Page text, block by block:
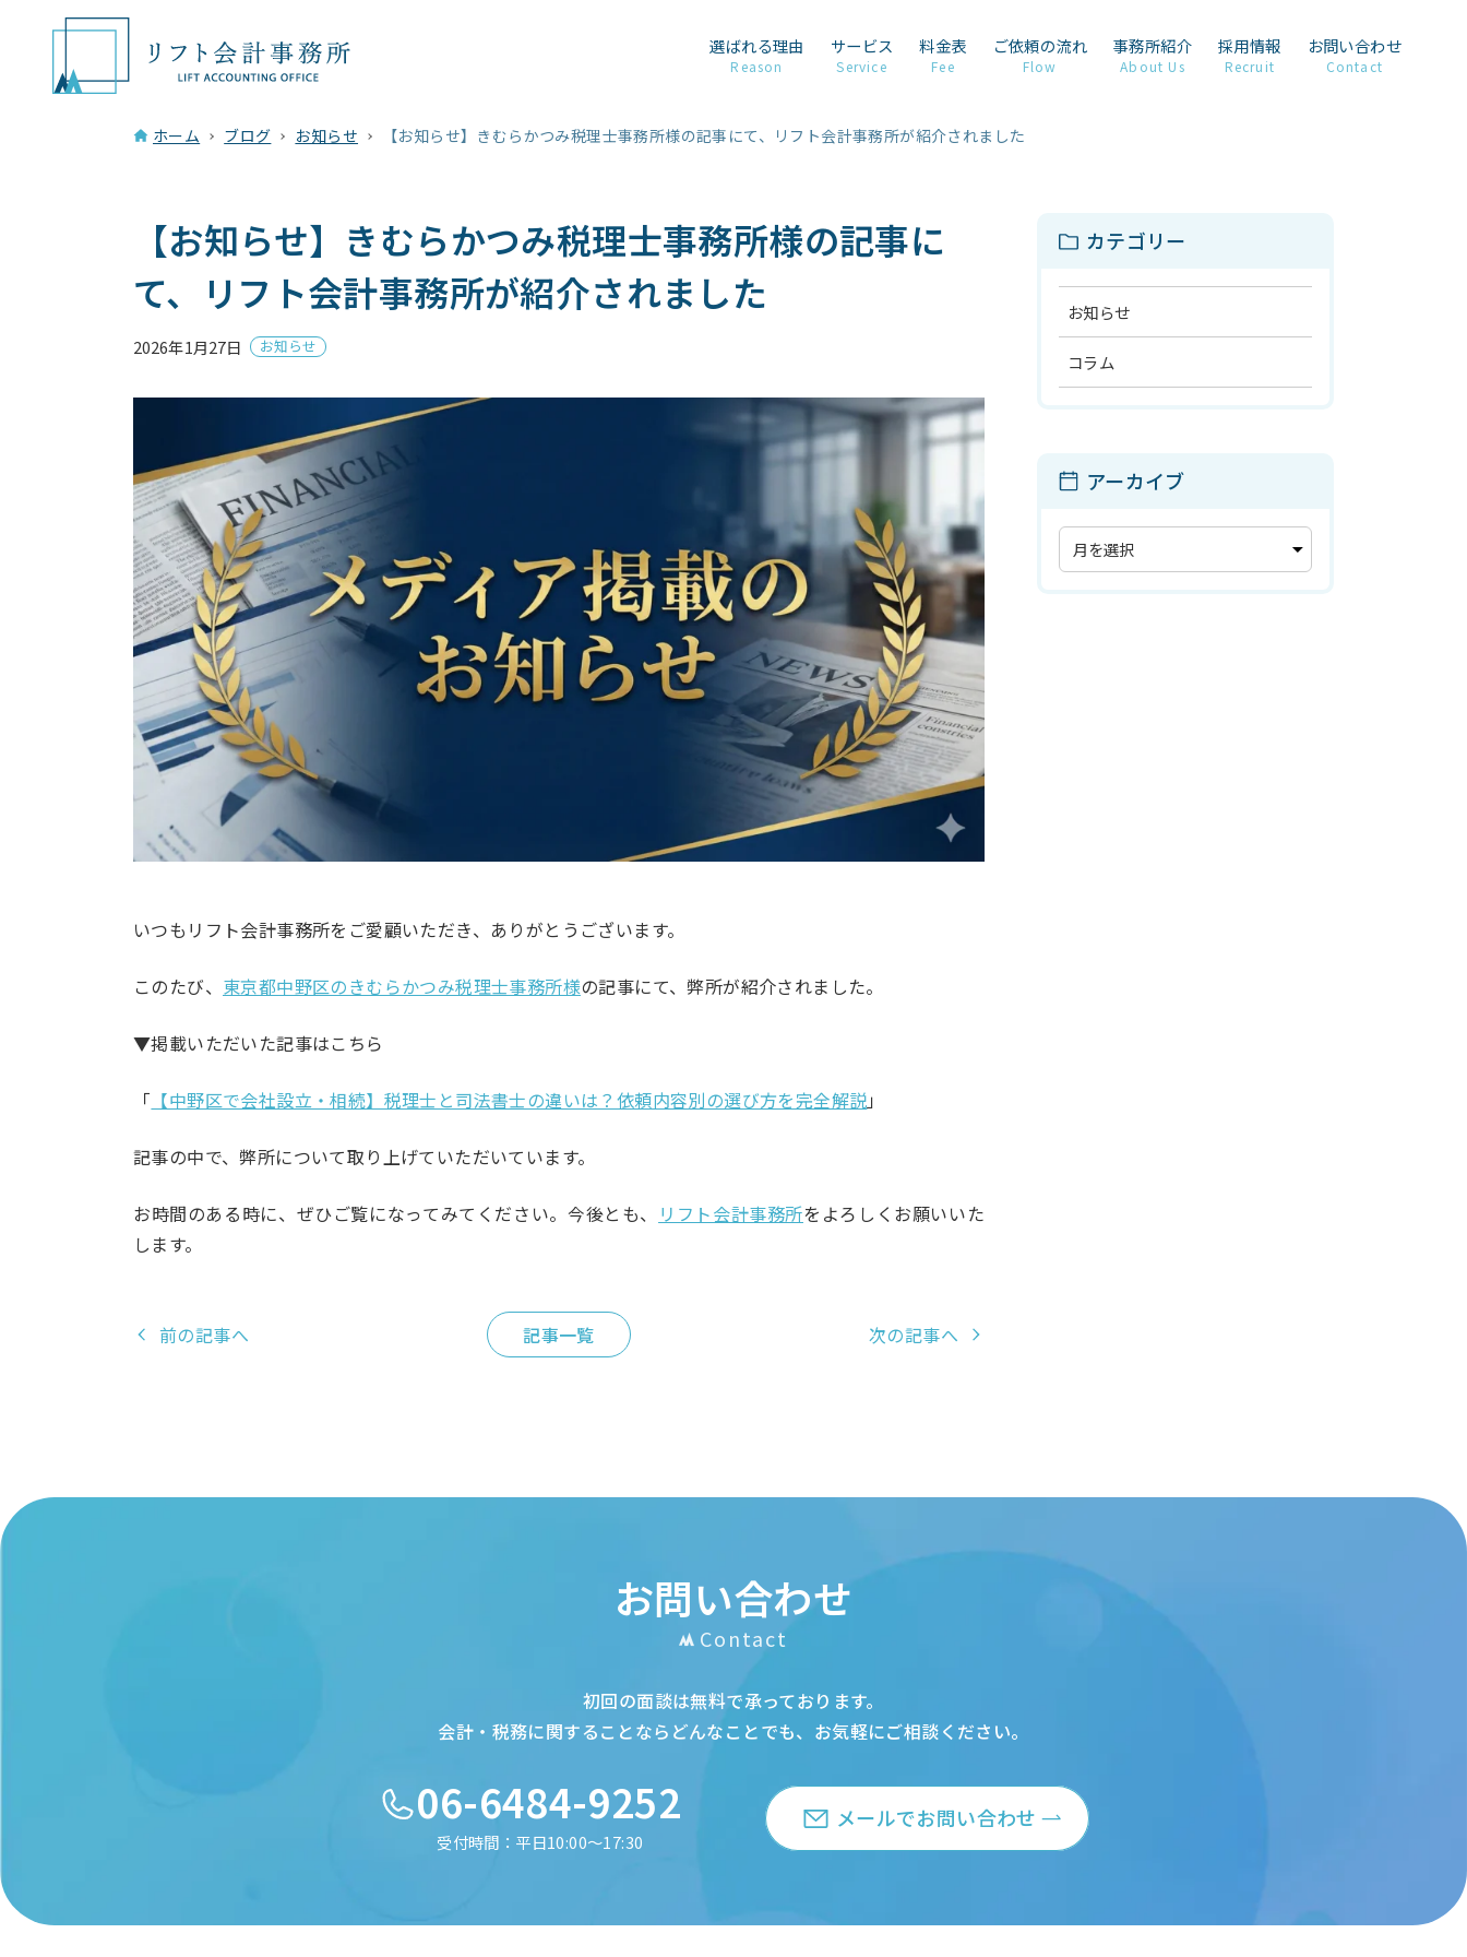
選ばれる理由
Reason
サービス
Service
料金表
Fee
ご依頼の流れ
Flow
事務所紹介
About Us
採用情報
Recruit
お問い合わせ
Contact
ホーム ブログ お知らせ 【お知らせ】きむらかつみ税理士事務所様の記事にて、リフト会計事務所が紹介されました
【お知らせ】きむらかつみ税理士事務所様の記事に
て、リフト会計事務所が紹介されました
2026年1月27日 お知らせ
いつもリフト会計事務所をご愛顧いただき、ありがとうございます。
このたび、 東京都中野区のきむらかつみ税理士事務所様の記事にて、弊所が紹介されました。
▼掲載いただいた記事はこちら
「 【中野区で会社設立・相続】税理士と司法書士の違いは？依頼内容別の選び方を完全解説」
記事の中で、弊所について取り上げていただいています。
お時間のある時に、ぜひご覧になってみてください。今後とも、 リフト会計事務所をよろしくお願いいた
します。
前の記事へ 記事一覧 次の記事へ
カテゴリー
お知らせ
コラム
アーカイブ
ア
ー
お問い合わせ
Contact
初回の面談は無料で承っております。
会計・税務に関することならどんなことでも、お気軽にご相談ください。
06-6484-9252
受付時間：平日10:00～17:30
メールでお問い合わせ